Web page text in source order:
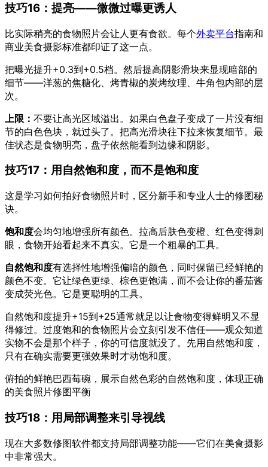
技巧16：提亮——微微过曝更诱人
比实际稍亮的食物照片会让人更有食欲。每个外卖平台指南和
商业美食摄影标准都印证了这一点。
把曝光提升+0.3到+0.5档。然后提高阴影滑块来显现暗部的
细节——洋葱的焦糖化、烤青椒的炭烤纹理、牛角包内部的层
次。
上限： 不要让高光区域溢出。如果白色盘子变成了一片没有细
节的白色色块，就过头了。把高光滑块往下拉来恢复细节。最
佳状态是食物明亮，盘子依然能看到边缘和阴影。
技巧17：用自然饱和度，而不是饱和度
这是学习如何拍好食物照片时，区分新手和专业人士的修图秘
诀。
饱和度会均匀地增强所有颜色。拉高后肤色变橙、红色变得刺
眼，食物开始看起来不真实。它是一个粗暴的工具。
自然饱和度有选择性地增强偏暗的颜色，同时保留已经鲜艳的
颜色不变。它让绿色更绿、棕色更饱满，而不会让你的番茄酱
变成荧光色。它是更聪明的工具。
自然饱和度提升+15到+25通常就足以让食物变得鲜明又不显
得修过。过度饱和的食物照片会立刻引发不信任——观众知道
实物不会是那个样子，你的可信度就没了。先用自然饱和度，
只有在确实需要更强效果时才动饱和度。
俯拍的鲜艳巴西莓碗，展示自然色彩的自然饱和度，体现正确
的美食照片修图平衡
技巧18：用局部调整来引导视线
现在大多数修图软件都支持局部调整功能——它们在美食摄影
中非常强大。